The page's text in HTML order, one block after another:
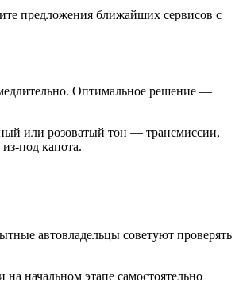
предложения ближайших сервисов с
Оптимальное решение —
или розоватый тон — трансмиссии,
под капота.
автовладельцы советуют проверять
начальном этапе самостоятельно